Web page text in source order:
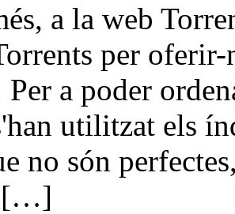
a la web
per
a poder
utilitzat els
no són
[…]